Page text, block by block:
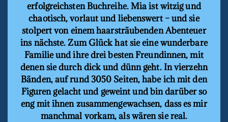
erfolgreichsten Buchreihe. Mia ist witzig und
chaotisch, vorlaut und liebenswert – und sie
stolpert von einem haarsträubenden Abenteuer
ins nächste. Zum Glück hat sie eine wunderbare
Familie und ihre drei besten Freundinnen, mit
denen sie durch dick und dünn geht. In vierzehn
Bänden, auf rund 3050 Seiten, habe ich mit den
Figuren gelacht und geweint und bin darüber so
eng mit ihnen zusammengewachsen, dass es mir
manchmal vorkam, als wären sie real.